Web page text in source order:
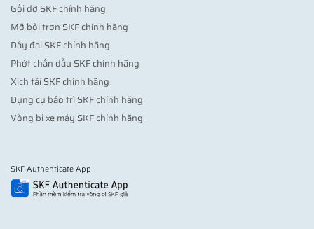
Gối đỡ SKF chính hãng
Mỡ bôi trơn SKF chính hãng
Dây đai SKF chính hãng
Phớt chắn dầu SKF chính hãng
Xích tải SKF chính hãng
Dụng cụ bảo trì SKF chính hãng
Vòng bi xe máy SKF chính hãng
SKF Authenticate App